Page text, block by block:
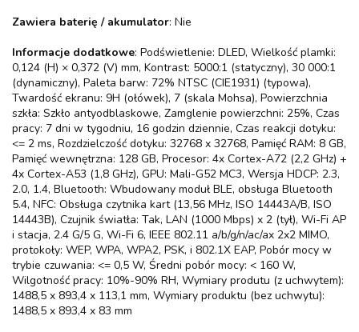
Zawiera baterię / akumulator: Nie
Informacje dodatkowe: Podświetlenie: DLED, Wielkość plamki:
0,124 (H) × 0,372 (V) mm, Kontrast: 5000:1 (statyczny), 30 000:1
(dynamiczny), Paleta barw: 72% NTSC (CIE1931) (typowa),
Twardość ekranu: 9H (ołówek), 7 (skala Mohsa), Powierzchnia
szkła: Szkło antyodblaskowe, Zamglenie powierzchni: 25%, Czas
pracy: 7 dni w tygodniu, 16 godzin dziennie, Czas reakcji dotyku:
<= 2 ms, Rozdzielczość dotyku: 32768 x 32768, Pamięć RAM: 8 GB,
Pamięć wewnętrzna: 128 GB, Procesor: 4x Cortex-A72 (2,2 GHz) +
4x Cortex-A53 (1,8 GHz), GPU: Mali-G52 MC3, Wersja HDCP: 2.3,
2.0, 1.4, Bluetooth: Wbudowany moduł BLE, obsługa Bluetooth
5.4, NFC: Obsługa czytnika kart (13,56 MHz, ISO 14443A/B, ISO
14443B), Czujnik światła: Tak, LAN (1000 Mbps) x 2 (tył), Wi-Fi AP
i stacja, 2.4 G/5 G, Wi-Fi 6, IEEE 802.11 a/b/g/n/ac/ax 2x2 MIMO,
protokoły: WEP, WPA, WPA2, PSK, i 802.1X EAP, Pobór mocy w
trybie czuwania: <= 0,5 W, Średni pobór mocy: < 160 W,
Wilgotność pracy: 10%-90% RH, Wymiary produtu (z uchwytem):
1488,5 x 893,4 x 113,1 mm, Wymiary produktu (bez uchwytu):
1488,5 x 893,4 x 83 mm